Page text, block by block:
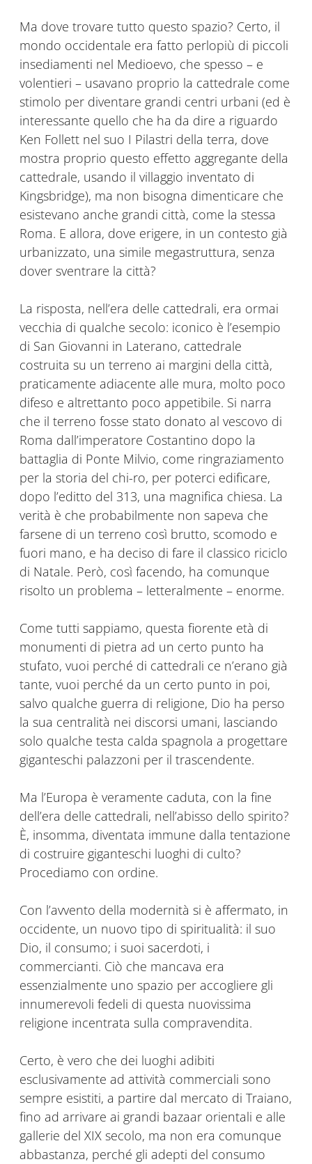
Ma dove trovare tutto questo spazio? Certo, il
mondo occidentale era fatto perlopiù di piccoli
insediamenti nel Medioevo, che spesso – e
volentieri – usavano proprio la cattedrale come
stimolo per diventare grandi centri urbani (ed è
interessante quello che ha da dire a riguardo
Ken Follett nel suo I Pilastri della terra, dove
mostra proprio questo effetto aggregante della
cattedrale, usando il villaggio inventato di
Kingsbridge), ma non bisogna dimenticare che
esistevano anche grandi città, come la stessa
Roma. E allora, dove erigere, in un contesto già
urbanizzato, una simile megastruttura, senza
dover sventrare la città?
La risposta, nell’era delle cattedrali, era ormai
vecchia di qualche secolo: iconico è l’esempio
di San Giovanni in Laterano, cattedrale
costruita su un terreno ai margini della città,
praticamente adiacente alle mura, molto poco
difeso e altrettanto poco appetibile. Si narra
che il terreno fosse stato donato al vescovo di
Roma dall’imperatore Costantino dopo la
battaglia di Ponte Milvio, come ringraziamento
per la storia del chi-ro, per poterci edificare,
dopo l’editto del 313, una magnifica chiesa. La
verità è che probabilmente non sapeva che
farsene di un terreno così brutto, scomodo e
fuori mano, e ha deciso di fare il classico riciclo
di Natale. Però, così facendo, ha comunque
risolto un problema – letteralmente – enorme.
Come tutti sappiamo, questa fiorente età di
monumenti di pietra ad un certo punto ha
stufato, vuoi perché di cattedrali ce n’erano già
tante, vuoi perché da un certo punto in poi,
salvo qualche guerra di religione, Dio ha perso
la sua centralità nei discorsi umani, lasciando
solo qualche testa calda spagnola a progettare
giganteschi palazzoni per il trascendente.
Ma l’Europa è veramente caduta, con la fine
dell’era delle cattedrali, nell’abisso dello spirito?
È, insomma, diventata immune dalla tentazione
di costruire giganteschi luoghi di culto?
Procediamo con ordine.
Con l’avvento della modernità si è affermato, in
occidente, un nuovo tipo di spiritualità: il suo
Dio, il consumo; i suoi sacerdoti, i
commercianti. Ciò che mancava era
essenzialmente uno spazio per accogliere gli
innumerevoli fedeli di questa nuovissima
religione incentrata sulla compravendita.
Certo, è vero che dei luoghi adibiti
esclusivamente ad attività commerciali sono
sempre esistiti, a partire dal mercato di Traiano,
fino ad arrivare ai grandi bazaar orientali e alle
gallerie del XIX secolo, ma non era comunque
abbastanza, perché gli adepti del consumo